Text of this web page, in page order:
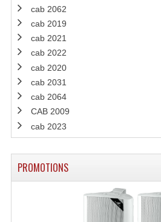
cab 2062
cab 2019
cab 2021
cab 2022
cab 2020
cab 2031
cab 2064
CAB 2009
cab 2023
PROMOTIONS